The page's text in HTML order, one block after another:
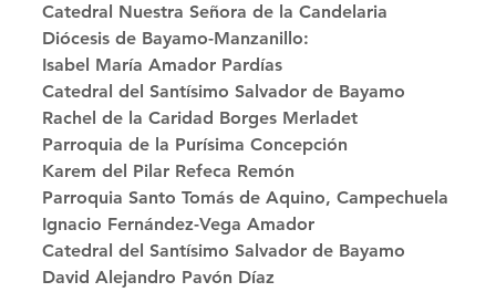
Catedral Nuestra Señora de la Candelaria
Diócesis de Bayamo-Manzanillo:
Isabel María Amador Pardías
Catedral del Santísimo Salvador de Bayamo
Rachel de la Caridad Borges Merladet
Parroquia de la Purísima Concepción
Karem del Pilar Refeca Remón
Parroquia Santo Tomás de Aquino, Campechuela
Ignacio Fernández-Vega Amador
Catedral del Santísimo Salvador de Bayamo
David Alejandro Pavón Díaz